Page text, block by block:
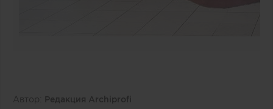
Автор:
Редакция Archiprofi